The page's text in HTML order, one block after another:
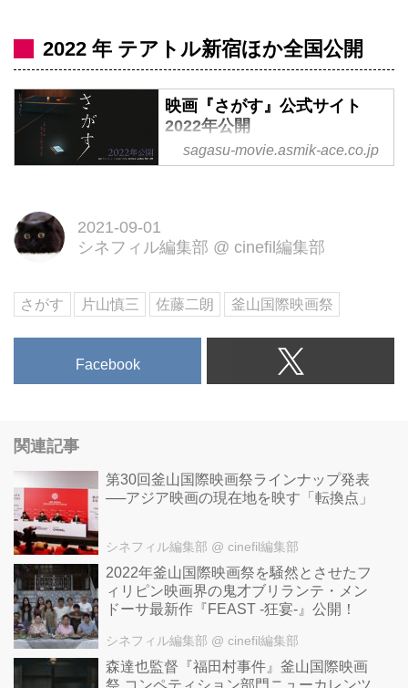
2022 年 テアトル新宿ほか全国公開
映画『さがす』公式サイト
2022年公開
日常が消えた。——異才・片山慎
sagasu-movie.asmik-ace.co.jp
2021-09-01
シネフィル編集部 @ cinefil編集部
さがす 片山慎三 佐藤二朗 釜山国際映画祭
Facebook
関連記事
第30回釜山国際映画祭ラインナップ発表
──アジア映画の現在地を映す「転換点」
シネフィル編集部 @ cinefil編集部
2022年釜山国際映画祭を騒然とさせたフ
ィリピン映画界の鬼才ブリランテ・メン
ドーサ最新作『FEAST -狂宴-』公開！
シネフィル編集部 @ cinefil編集部
森達也監督『福田村事件』釜山国際映画